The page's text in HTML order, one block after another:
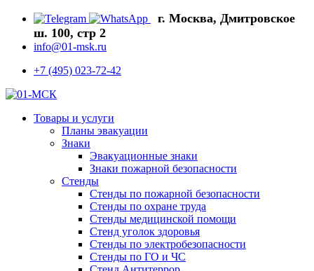
г. Москва, Дмитровское
ш. 100, стр 2
info@01-msk.ru
+7 (495) 023-72-42
Товары и услуги
Планы эвакуации
Знаки
Эвакуационные знаки
Знаки пожарной безопасности
Стенды
Стенды по пожарной безопасности
Стенды по охране труда
Стенды медицинской помощи
Стенд уголок здоровья
Стенды по электробезопасности
Стенды по ГО и ЧС